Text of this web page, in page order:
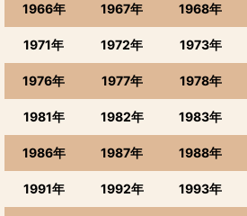
1966年 1967年 1968年
1971年 1972年 1973年
1976年 1977年 1978年
1981年 1982年 1983年
1986年 1987年 1988年
1991年 1992年 1993年